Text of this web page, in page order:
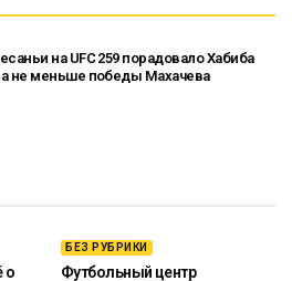
на UFC 259 порадовало Хабиба
не меньше победы Махачева
о
БЕЗ РУБРИКИ
Футбольный центр